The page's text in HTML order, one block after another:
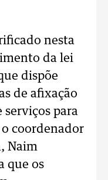
nesta
da lei
dispõe
de afixação
serviços para
coordenador
Naim
que os